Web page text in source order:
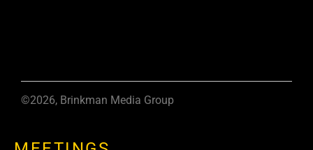
©2026, Brinkman Media Group